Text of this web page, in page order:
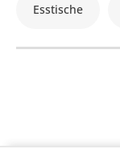
Esstische